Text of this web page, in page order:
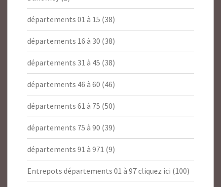
départements 01 à 15 (38)
départements 16 à 30 (38)
départements 31 à 45 (38)
départements 46 à 60 (46)
départements 61 à 75 (50)
départements 75 à 90 (39)
départements 91 à 971 (9)
Entrepots départements 01 à 97 cliquez ici (100)